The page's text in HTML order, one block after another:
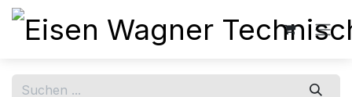
Zum Inhalt springen